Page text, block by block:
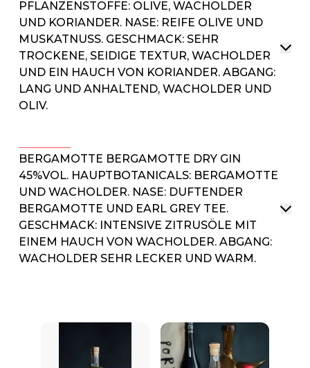
PFLANZENSTOFFE: OLIVE, WACHOLDER
UND KORIANDER. NASE: REIFE OLIVE UND
MUSKATNUSS. GESCHMACK: SEHR
TROCKENE, SEIDIGE TEXTUR, WACHOLDER
UND EIN HAUCH VON KORIANDER. ABGANG:
LANG UND ANHALTEND, WACHOLDER UND
OLIV.
BERGAMOTTE BERGAMOTTE DRY GIN
45%VOL. HAUPTBOTANICALS: BERGAMOTTE
UND WACHOLDER. NASE: DUFTENDER
BERGAMOTTE UND EARL GREY TEE.
GESCHMACK: INTENSIVE ZITRUSÖLE MIT
EINEM HAUCH VON WACHOLDER. ABGANG:
WACHOLDER SEHR LECKER UND WARM.